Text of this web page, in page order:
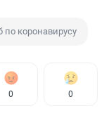
по коронавирусу
0 0